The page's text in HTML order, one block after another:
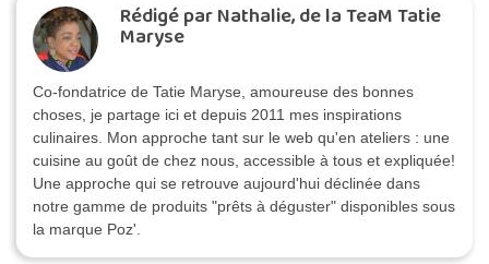
Rédigé par Nathalie, de la TeaM Tatie
Maryse
Co-fondatrice de Tatie Maryse, amoureuse des bonnes
choses, je partage ici et depuis 2011 mes inspirations
culinaires. Mon approche tant sur le web qu'en ateliers : une
cuisine au goût de chez nous, accessible à tous et expliquée!
Une approche qui se retrouve aujourd'hui déclinée dans
notre gamme de produits "prêts à déguster" disponibles sous
la marque Poz'.